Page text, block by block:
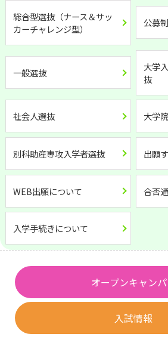
総合型選抜（ナース＆サッ
カーチャレンジ型）
公募
一般選抜
大学
抜
社会人選抜 大学
別科助産専攻入学者選抜 出願
WEB出願について 合否
入学手続きについて
オープンキャン
入試情報